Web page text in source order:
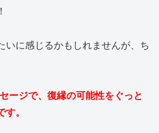
いに感じるかもしれませんが、ち
ージで、復縁の可能性をぐっと
。